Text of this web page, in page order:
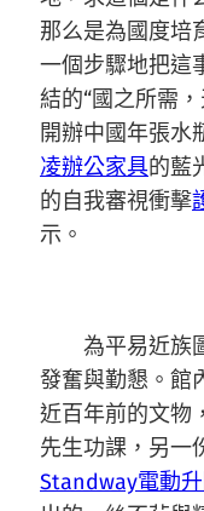
那么是為國度培
一個步驟地把這
結的“國之所需
開辦中國年張水
凌辦公家具的藍
的自我審視衝擊
示。
為平易近族
發奮與勤懇。館
近百年前的文物
先生功課，另一
Standway電動